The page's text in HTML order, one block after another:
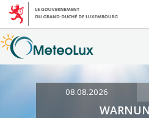
08.08.2026